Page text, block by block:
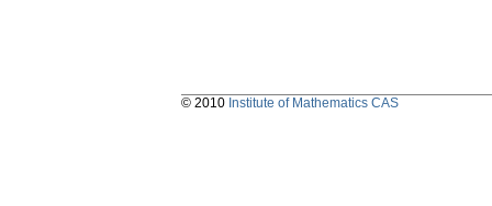
© 2010 Institute of Mathematics CAS